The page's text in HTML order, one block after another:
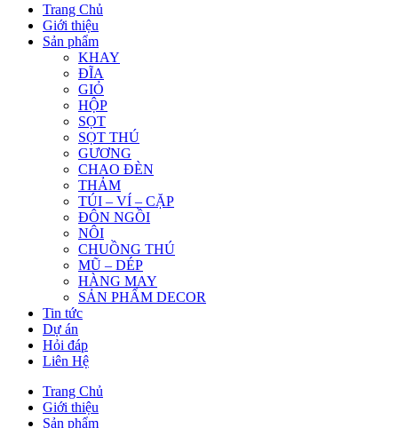
Trang Chủ
Giới thiệu
Sản phẩm
KHAY
ĐĨA
GIỎ
HỘP
SỌT
SỌT THÚ
GƯƠNG
CHAO ĐÈN
THẢM
TÚI – VÍ – CẶP
ĐÔN NGỒI
NÔI
CHUỒNG THÚ
MŨ – DÉP
HÀNG MAY
SẢN PHẨM DECOR
Tin tức
Dự án
Hỏi đáp
Liên Hệ
Trang Chủ
Giới thiệu
Sản phẩm